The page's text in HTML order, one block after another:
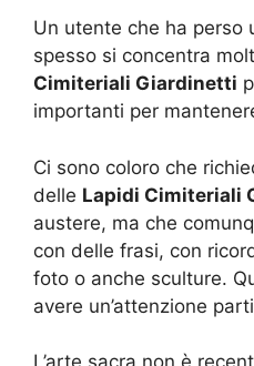
Un utente che ha perso
spesso si concentra
Cimiteriali Giardinetti
importanti per
Ci sono coloro che
delle Lapidi Cimiteriali
austere, ma che
con delle frasi, con
foto o anche sculture.
avere un’attenzione